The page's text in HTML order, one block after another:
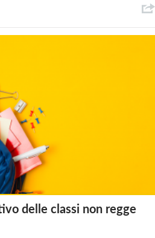
delle classi non regge